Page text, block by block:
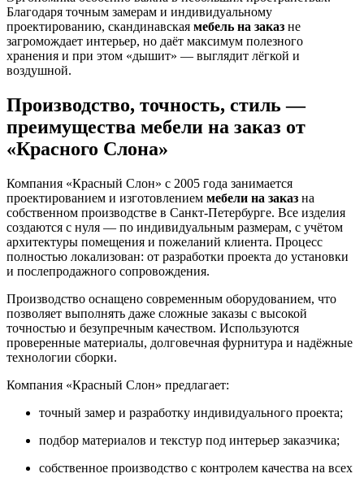
Благодаря точным замерам и индивидуальному
проектированию, скандинавская мебель на заказ не
загромождает интерьер, но даёт максимум полезного
хранения и при этом «дышит» — выглядит лёгкой и
воздушной.
Производство, точность, стиль —
преимущества мебели на заказ от
«Красного Слона»
Компания «Красный Слон» с 2005 года занимается
проектированием и изготовлением мебели на заказ на
собственном производстве в Санкт-Петербурге. Все изделия
создаются с нуля — по индивидуальным размерам, с учётом
архитектуры помещения и пожеланий клиента. Процесс
полностью локализован: от разработки проекта до установки
и послепродажного сопровождения.
Производство оснащено современным оборудованием, что
позволяет выполнять даже сложные заказы с высокой
точностью и безупречным качеством. Используются
проверенные материалы, долговечная фурнитура и надёжные
технологии сборки.
Компания «Красный Слон» предлагает:
точный замер и разработку индивидуального проекта;
подбор материалов и текстур под интерьер заказчика;
собственное производство с контролем качества на всех